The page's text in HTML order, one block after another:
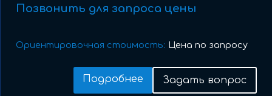
Позвонить для запроса цены
Ориентировочная стоимость: Цена по запросу
Подробнее Задать вопрос